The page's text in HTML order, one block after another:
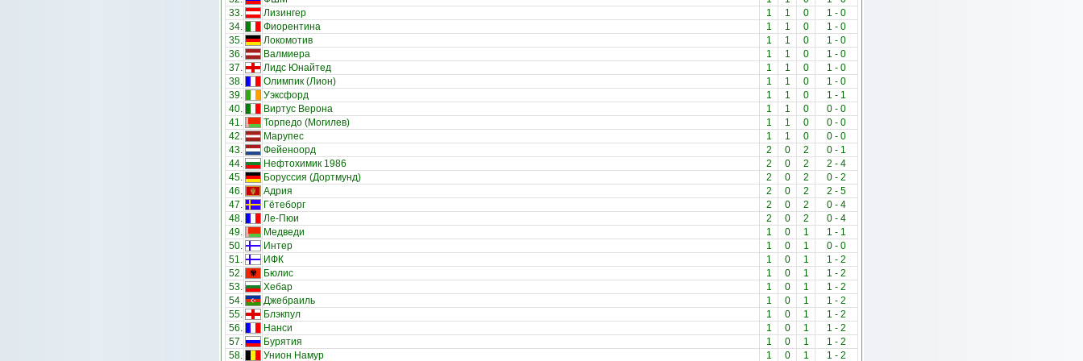
33.
Лизингер 1 1 0 1 - 0
34.
Фиорентина 1 1 0 1 - 0
35.
Локомотив 1 1 0 1 - 0
36.
Валмиера 1 1 0 1 - 0
37.
Лидс Юнайтед 1 1 0 1 - 0
38.
Олимпик (Лион) 1 1 0 1 - 0
39.
Уэксфорд 1 1 0 1 - 1
40.
Виртус Верона 1 1 0 0 - 0
41.
Торпедо (Могилев) 1 1 0 0 - 0
42.
Марупес 1 1 0 0 - 0
43.
Фейеноорд 2 0 2 0 - 1
44.
Нефтохимик 1986 2 0 2 2 - 4
45.
Боруссия (Дортмунд) 2 0 2 0 - 2
46.
Адрия 2 0 2 2 - 5
47.
Гётеборг 2 0 2 0 - 4
48.
Ле-Пюи 2 0 2 0 - 4
49.
Медведи 1 0 1 1 - 1
50.
Интер 1 0 1 0 - 0
51.
ИФК 1 0 1 1 - 2
52.
Бюлис 1 0 1 1 - 2
53.
Хебар 1 0 1 1 - 2
54.
Джебраиль 1 0 1 1 - 2
55.
Блэкпул 1 0 1 1 - 2
56.
Нанси 1 0 1 1 - 2
57.
Бурятия 1 0 1 1 - 2
58.
Унион Намур 1 0 1 1 - 2